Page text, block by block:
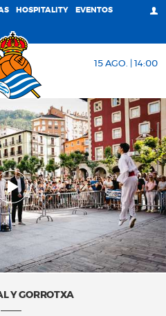
HOSPITALITY EVENTOS
15 AGO. | 14:00
Y GORROTXA